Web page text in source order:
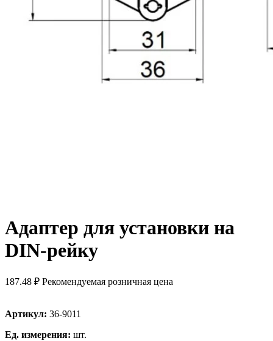
Адаптер для установки на
DIN-рейку
187.48 ₽ Рекомендуемая розничная цена
Артикул: 36-9011
Ед. измерения: шт.